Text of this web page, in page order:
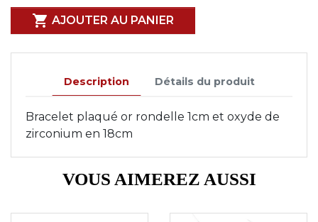
 AJOUTER AU PANIER
Description Détails du produit
Bracelet plaqué or rondelle 1cm et oxyde de
zirconium en 18cm
VOUS AIMEREZ AUSSI